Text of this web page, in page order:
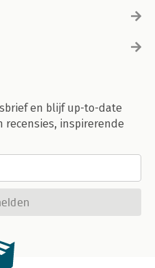
en blijf up-to-date
recensies, inspirerende